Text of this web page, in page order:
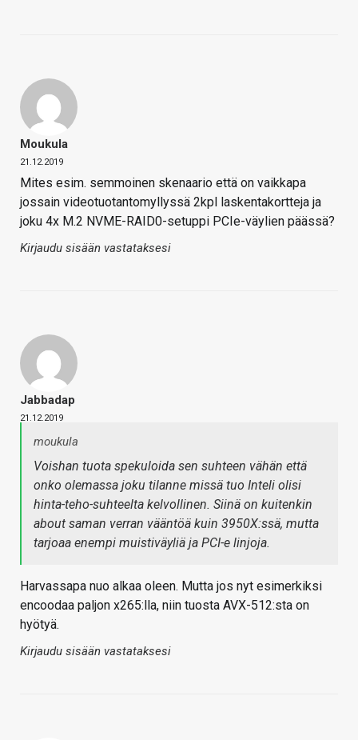
Moukula
21.12.2019
Mites esim. semmoinen skenaario että on vaikkapa
jossain videotuotantomyllyssä 2kpl laskentakortteja ja
joku 4x M.2 NVME-RAID0-setuppi PCIe-väylien päässä?
Kirjaudu sisään vastataksesi
Jabbadap
21.12.2019
moukula
Voishan tuota spekuloida sen suhteen vähän että
onko olemassa joku tilanne missä tuo Inteli olisi
hinta-teho-suhteelta kelvollinen. Siinä on kuitenkin
about saman verran vääntöä kuin 3950X:ssä, mutta
tarjoaa enempi muistiväyliä ja PCI-e linjoja.
Harvassapa nuo alkaa oleen. Mutta jos nyt esimerkiksi
encoodaa paljon x265:lla, niin tuosta AVX-512:sta on
hyötyä.
Kirjaudu sisään vastataksesi